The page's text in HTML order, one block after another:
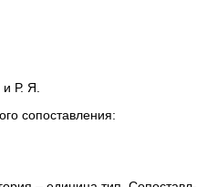
Р. Я.
сопоставления: